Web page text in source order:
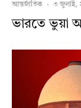
আন্তর্জাতিক · ৩ জুলাই,
ভারতে ভুয়া